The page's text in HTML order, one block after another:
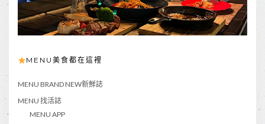
MENU美食都在這裡
MENU BRAND NEW新鮮誌
MENU 找活誌
MENU APP